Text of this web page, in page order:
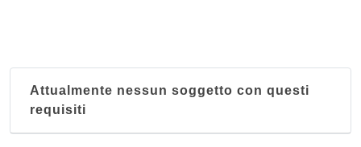
Attualmente nessun soggetto con questi
requisiti